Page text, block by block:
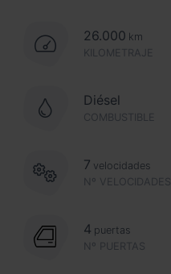
26.000 km
KILOMETRAJE
Diésel
COMBUSTIBLE
Nº VELOCIDADES
7 velocidades
Nº PUERTAS
4 puertas